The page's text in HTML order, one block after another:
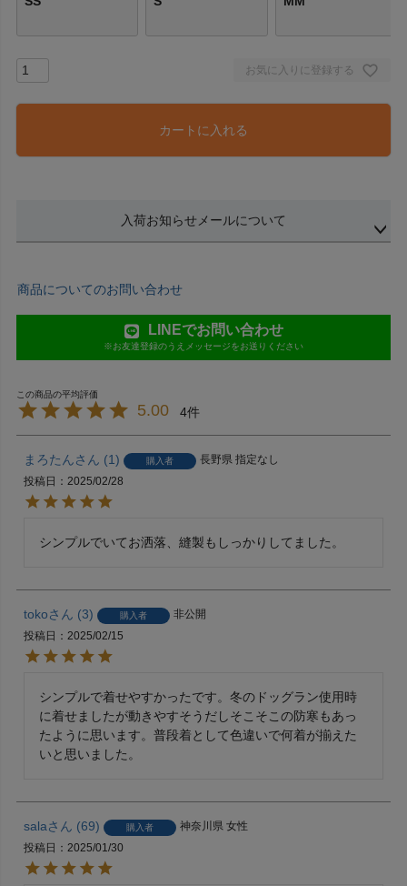
お気に入りに登録する
カートに入れる
入荷お知らせメールについて
商品についてのお問い合わせ
LINEでお問い合わせ
※お友達登録のうえメッセージをお送りください
5.00 4
まろたん 1 購入者 長野県 指定なし
投稿日
2025/02/28
toko 3 購入者
非公開
投稿日
2025/02/15
シンプルで着せやすかったです。冬のドッグラン使用時
に着せましたが動きやすそうだしそこそこの防寒もあっ
たように思います。普段着として色違いで何着が揃えた
いと思いました。
sala 69 購入者 神奈川県 女性
投稿日
2025/01/30